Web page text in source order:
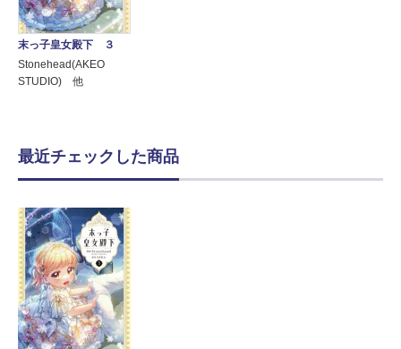
末っ子皇女殿下 ３
Stonehead(AKEO
STUDIO) 他
最近チェックした商品